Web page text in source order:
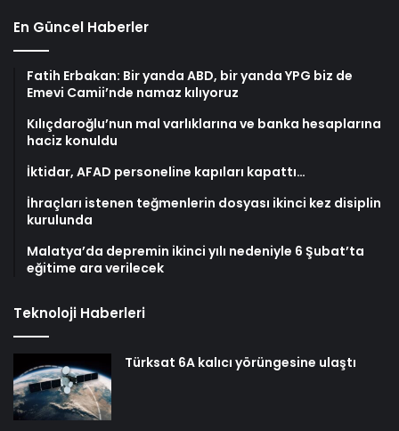
En Güncel Haberler
Fatih Erbakan: Bir yanda ABD, bir yanda YPG biz de
Emevi Camii’nde namaz kılıyoruz
Kılıçdaroğlu’nun mal varlıklarına ve banka hesaplarına
haciz konuldu
İktidar, AFAD personeline kapıları kapattı…
İhraçları istenen teğmenlerin dosyası ikinci kez disiplin
kurulunda
Malatya’da depremin ikinci yılı nedeniyle 6 Şubat’ta
eğitime ara verilecek
Teknoloji Haberleri
Türksat 6A kalıcı yörüngesine ulaştı